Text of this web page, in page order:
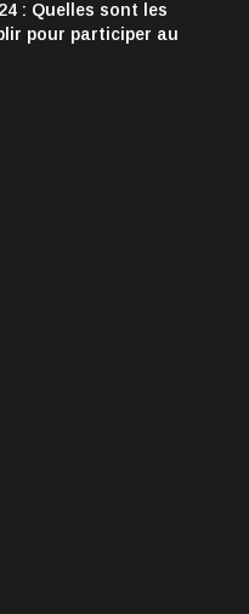
: Quelles sont les
pour participer au